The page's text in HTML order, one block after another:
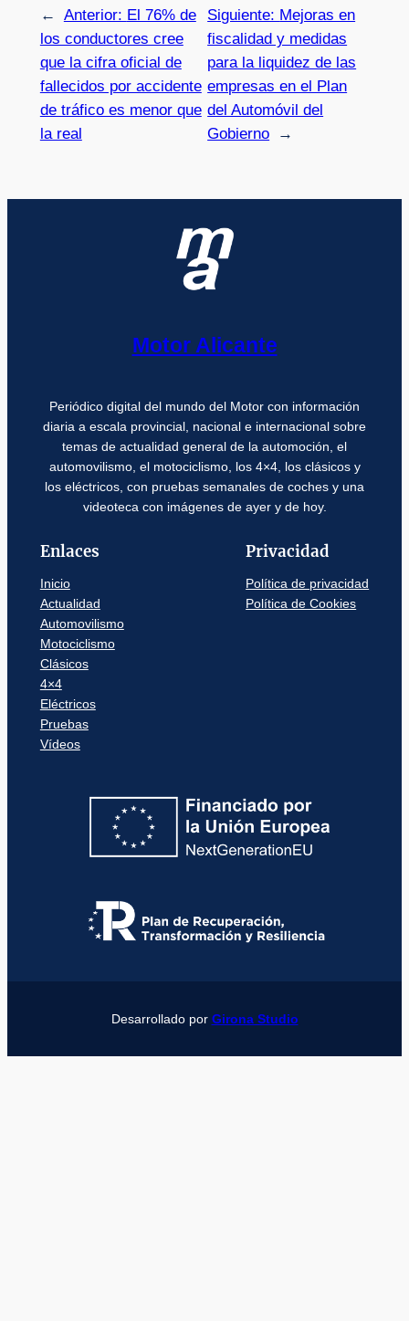
← Anterior: El 76% de
los conductores cree
que la cifra oficial de
fallecidos por accidente
de tráfico es menor que
la real
Siguiente: Mejoras en
fiscalidad y medidas
para la liquidez de las
empresas en el Plan
del Automóvil del
Gobierno
→
Motor Alicante
Periódico digital del mundo del Motor con información
diaria a escala provincial, nacional e internacional sobre
temas de actualidad general de la automoción, el
automovilismo, el motociclismo, los 4×4, los clásicos y
los eléctricos, con pruebas semanales de coches y una
videoteca con imágenes de ayer y de hoy.
Enlaces
Inicio
Actualidad
Automovilismo
Motociclismo
Clásicos
4×4
Eléctricos
Pruebas
Vídeos
Privacidad
Política de privacidad
Política de Cookies
Desarrollado por Girona Studio